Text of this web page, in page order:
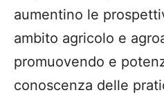
aumentino le
ambito agricolo e
promuovendo e
conoscenza delle